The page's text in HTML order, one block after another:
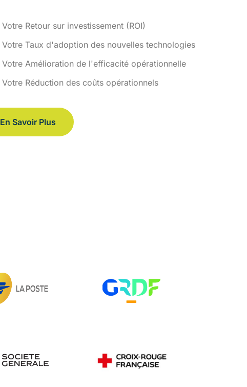
Votre Retour sur investissement (ROI)
Votre Taux d'adoption des nouvelles technologies
Votre Amélioration de l'efficacité opérationnelle
Votre Réduction des coûts opérationnels
En Savoir Plus